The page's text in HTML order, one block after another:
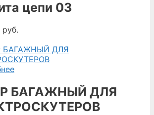
цепи 03
руб.
БАГАЖНЫЙ ДЛЯ